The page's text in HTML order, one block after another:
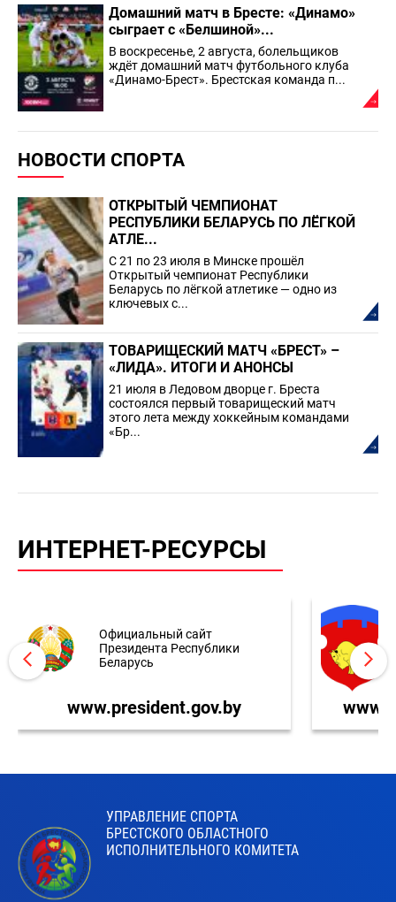
Домашний матч в Бресте: «Динамо»
сыграет с «Белшиной»...
В воскресенье, 2 августа, болельщиков
ждёт домашний матч футбольного клуба
«Динамо-Брест». Брестская команда п...
НОВОСТИ СПОРТА
ОТКРЫТЫЙ ЧЕМПИОНАТ
РЕСПУБЛИКИ БЕЛАРУСЬ ПО ЛЁГКОЙ
АТЛЕ...
С 21 по 23 июля в Минске прошёл
Открытый чемпионат Республики
Беларусь по лёгкой атлетике — одно из
ключевых с...
ТОВАРИЩЕСКИЙ МАТЧ «БРЕСТ» –
«ЛИДА». ИТОГИ И АНОНСЫ
21 июля в Ледовом дворце г. Бреста
состоялся первый товарищеский матч
этого лета между хоккейным командами
«Бр...
ИНТЕРНЕТ-РЕСУРСЫ
Официальный сайт
Президента Республики
Беларусь
www.president.gov.by
УПРАВЛЕНИЕ СПОРТА
БРЕСТСКОГО ОБЛАСТНОГО
ИСПОЛНИТЕЛЬНОГО КОМИТЕТА